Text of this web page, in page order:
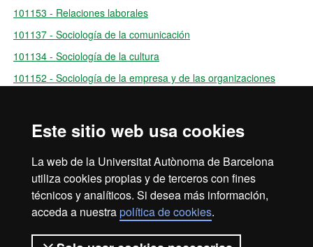
Este sitio web usa cookies
La web de la Universitat Autònoma de Barcelona
utiliza cookies propias y de terceros con fines
técnicos y analíticos. Si desea más información,
acceda a nuestrapolítica de cookies.
101153 - Relaciones laborales
101137 - Sociología de la comunicación
101134 - Sociología de la cultura
101152 - Sociología de la empresa y de las organizaciones
101131 - Sociología del conocimiento
101150 - Trabajo doméstico y vida cotidiana